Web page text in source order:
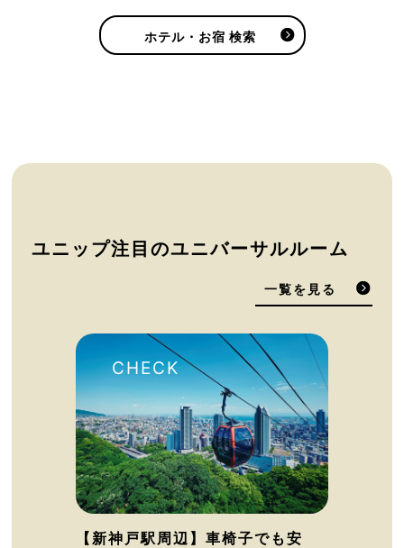
ホテル・お宿 検索
ユニップ注目のユニバーサルルーム
一覧を見る
【新神戸駅周辺】車椅子でも安